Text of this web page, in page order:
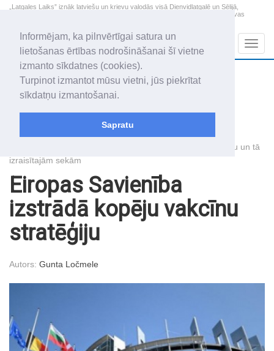
Informējam, ka pilnvērtīgai satura un
lietošanas ērtības nodrošināšanai šī vietne
izmanto sīkdatnes (cookies).
Turpinot izmantot mūsu vietni, jūs piekrītat
sīkdatņu izmantošanai.
Sapratu
„Latgales Laiks” iznāk latviešu un krievu valodās visā Dienvidlatgalē un Sēlijā,
„Latgales Laiks” latviešu valodā aptver Daugavpils valstspilsētu, Augšdaugavas
2026. gada 9. augusts
Svētdiena
Genovefa, Genoveva, Madara
+22.5
Eiropas Parlamenta rīcība cīņā ar Covid-19 uzliesmojumu un tā
izraisītajām sekām
Eiropas Savienība
izstrādā kopēju vakcīnu
stratēģiju
Autors: Gunta Ločmele